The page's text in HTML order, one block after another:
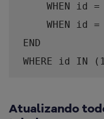
WHEN id =
WHEN id =
END
WHERE id IN
Atualizando